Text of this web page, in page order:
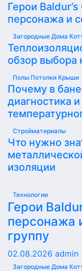
Герои
персонажа и
Загородные Дома
обзор выбора
Полы Потолки Крыши
Почему в
диагностика
Стройматериалы
Что нужно
изоляции
Технологии
Герои
персонажа
группу
02.08.2026 admin
Загородные Дома